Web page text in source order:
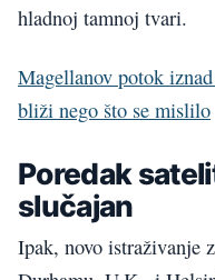
hladnoj tamnoj tvari.
Magellanov potok
bliži nego što se mislilo
Poredak
slučajan
Ipak, novo istraživanje